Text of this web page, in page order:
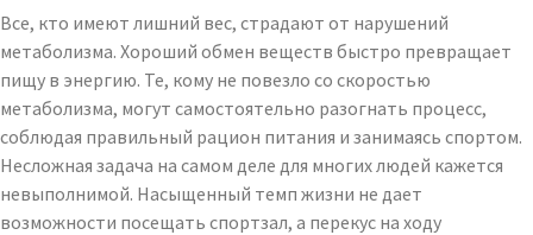
Все, кто имеют лишний вес, страдают от нарушений
метаболизма. Хороший обмен веществ быстро превращает
пищу в энергию. Те, кому не повезло со скоростью
метаболизма, могут самостоятельно разогнать процесс,
соблюдая правильный рацион питания и занимаясь спортом.
Несложная задача на самом деле для многих людей кажется
невыполнимой. Насыщенный темп жизни не дает
возможности посещать спортзал, а перекус на ходу